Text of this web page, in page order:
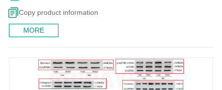
Copy product information
MORE